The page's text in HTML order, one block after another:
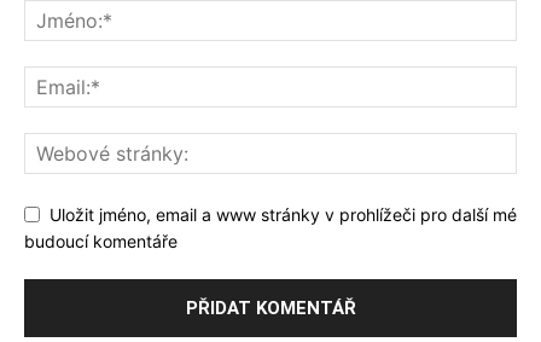
Uložit jméno, email a www stránky v prohlížeči pro další mé
budoucí komentáře